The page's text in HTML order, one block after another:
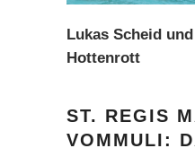
Lukas Scheid
Hottenrott
ST. REGIS
VOMMULI: